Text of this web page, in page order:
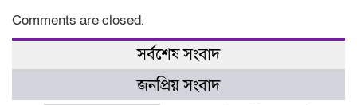
Comments are closed.
সর্বশেষ সংবাদ
জনপ্রিয় সংবাদ